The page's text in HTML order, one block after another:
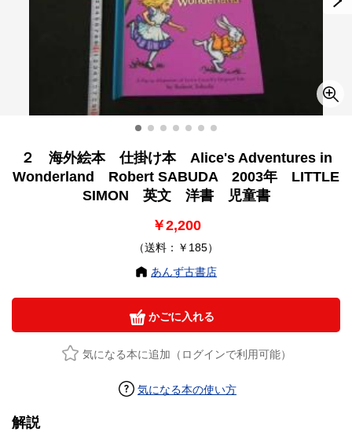
２ 海外絵本 仕掛け本 Alice's Adventures in
Wonderland Robert SABUDA 2003年 LITTLE
SIMON 英文 洋書 児童書
￥2,200
（送料：￥185）
あんず古書店
かごに入れる
気になる本に追加（ログインで利用可能）
気になる本の使い方
解説